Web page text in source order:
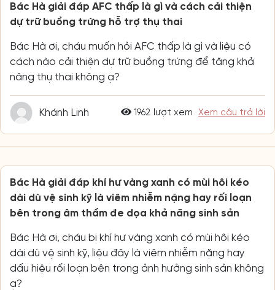
Bác Hà giải đáp AFC thấp là gì và cách cải thiện
dự trữ buồng trứng hỗ trợ thụ thai
Bác Hà ơi, cháu muốn hỏi AFC thấp là gì và liệu có
cách nào cải thiện dự trữ buồng trứng để tăng khả
năng thụ thai không ạ?
Khánh Linh 1962 lượt xem Xem câu trả lời
Bác Hà giải đáp khí hư vàng xanh có mùi hôi kéo
dài dù vệ sinh kỹ là viêm nhiễm nặng hay rối loạn
bên trong âm thầm đe dọa khả năng sinh sản
Bác Hà ơi, cháu bị khí hư vàng xanh có mùi hôi kéo
dài dù vệ sinh kỹ, liệu đây là viêm nhiễm nặng hay
dấu hiệu rối loạn bên trong ảnh hưởng sinh sản không
ạ?